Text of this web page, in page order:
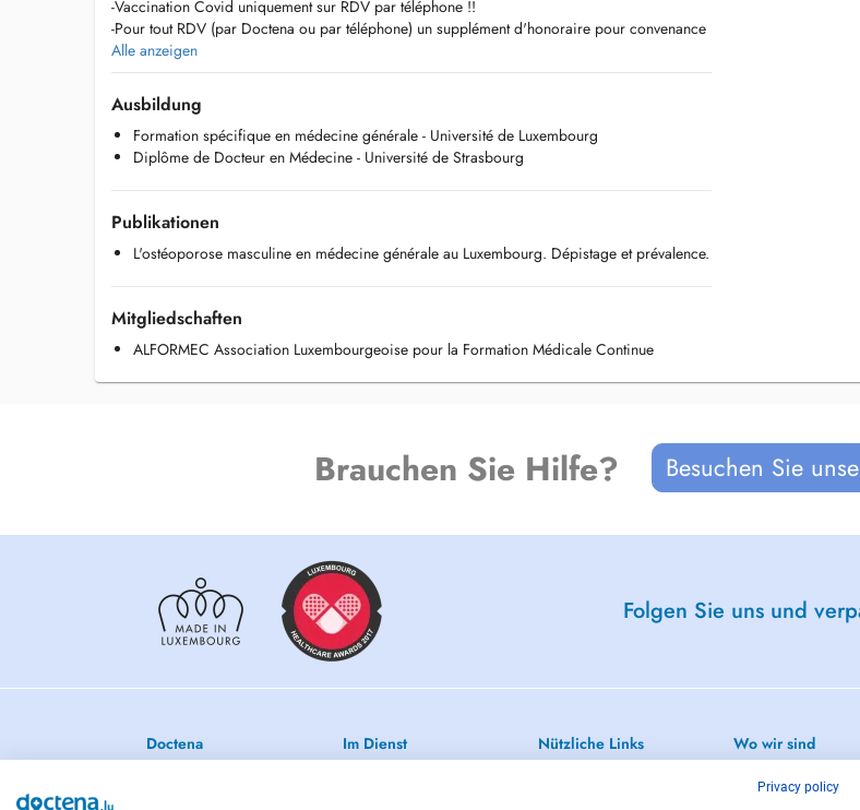
-Vaccination Covid uniquement sur RDV par téléphone !!
-Pour tout RDV (par Doctena ou par téléphone) un supplément d'honoraire pour convenance
personnelle sera demandé.
-Tout RDV non décommandé 2 heures en avance sera facturé au patient.
Du lundi au vendredi de 20:00 à 24:00 h, et les weekends et jours fériés de 8:00 à 24:00 h,
vous pouvez consulter un médecin généraliste sans RDV à la
Alle anzeigen
Ausbildung
Formation spécifique en médecine générale - Université de Luxembourg
Diplôme de Docteur en Médecine - Université de Strasbourg
Publikationen
L'ostéoporose masculine en médecine générale au Luxembourg. Dépistage et prévalence.
Mitgliedschaften
ALFORMEC Association Luxembourgeoise pour la Formation Médicale Continue
Brauchen Sie Hilfe? Besuchen Sie
Folgen Sie uns und
Doctena Im Dienst Nützliche Links Wo wir sind
Luxemburg
Privacy policy